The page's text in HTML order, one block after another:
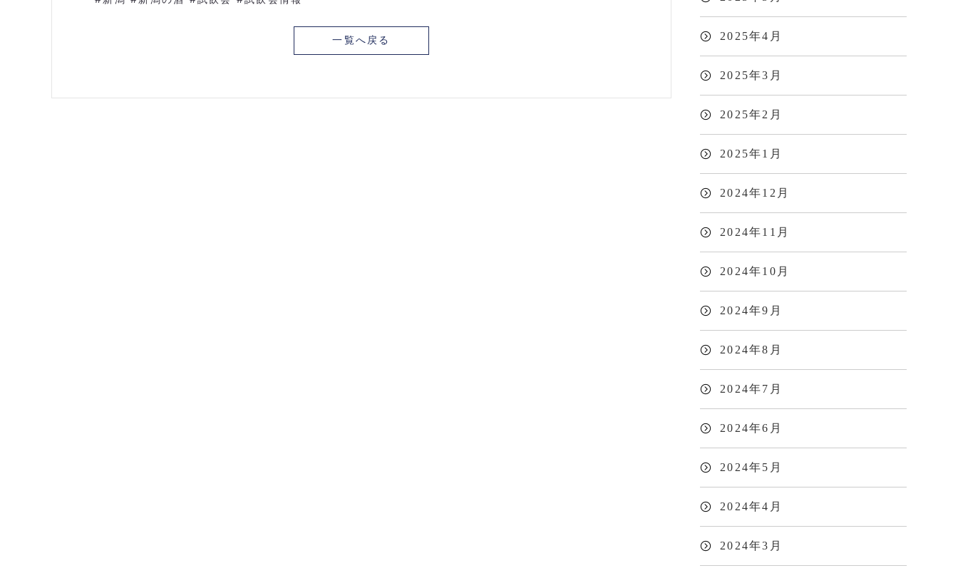
一覧へ戻る 2025年4月
2025年3月
2025年2月
2025年1月
2024年12月
2024年11月
2024年10月
2024年9月
2024年8月
2024年7月
2024年6月
2024年5月
2024年4月
2024年3月